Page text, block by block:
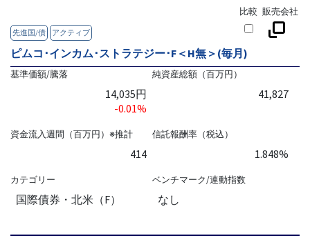
先進国/債 アクティブ
比較 販売会社
ピムコ･インカム･ストラテジー･F＜H無＞(毎月)
基準価額/騰落
14,035円
-0.01%
純資産総額（百万円）
41,827
資金流入週間（百万円）※推計
414
信託報酬率（税込）
1.848%
カテゴリー
国際債券・北米（F）
ベンチマーク/連動指数
なし